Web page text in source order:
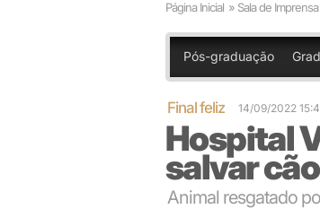
Página Inicial » Sala de Imprensa
Pós-graduação
Final feliz 14/09/2022
Hospital
salvar
Animal resgatado